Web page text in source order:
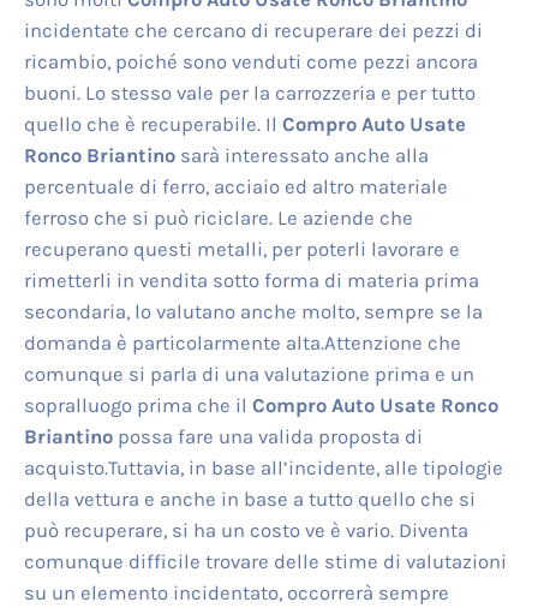
incidentate che cercano di recuperare dei pezzi di
ricambio, poiché sono venduti come pezzi ancora
buoni. Lo stesso vale per la carrozzeria e per tutto
quello che è recuperabile. Il Compro Auto Usate
Ronco Briantinosarà interessato anche alla
percentuale di ferro, acciaio ed altro materiale
ferroso che si può riciclare. Le aziende che
recuperano questi metalli, per poterli lavorare e
rimetterli in vendita sotto forma di materia prima
secondaria, lo valutano anche molto, sempre se la
domanda è particolarmente alta.Attenzione che
comunque si parla di una valutazione prima e un
sopralluogo prima che il Compro Auto Usate Ronco
Briantinopossa fare una valida proposta di
acquisto.Tuttavia, in base all’incidente, alle tipologie
della vettura e anche in base a tutto quello che si
può recuperare, si ha un costo ve è vario. Diventa
comunque difficile trovare delle stime di valutazioni
su un elemento incidentato, occorrerà sempre